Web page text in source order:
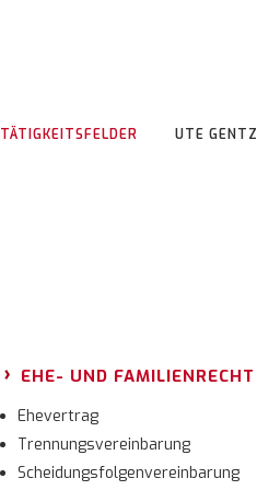
TÄTIGKEITSFELDER UTE GENTZ
EHE- UND FAMILIENRECHT
Ehevertrag
Trennungsvereinbarung
Scheidungsfolgenvereinbarung